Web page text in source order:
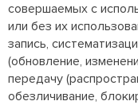
совершаемых с
или без их
запись,
(обновление,
передачу
обезличивание,